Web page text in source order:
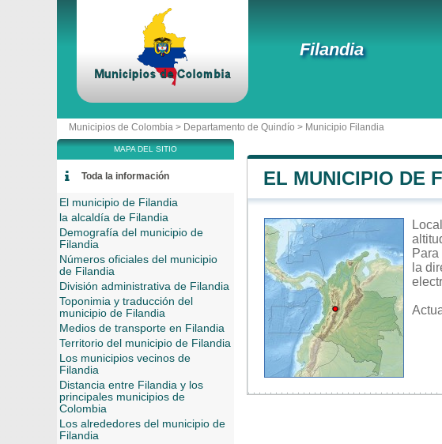
Filandia
Municipios de Colombia > Departamento de Quindío > Municipio Filandia
EL MUNICIPIO DE
la
MAPA DEL SITIO
Toda la información
El municipio de Filandia
la alcaldía de Filandia
Demografía del municipio de
Filandia
Números oficiales del municipio
de Filandia
División administrativa de Filandia
Toponimia y traducción del
municipio de Filandia
Medios de transporte en Filandia
Territorio del municipio de Filandia
Los municipios vecinos de
Filandia
Distancia entre Filandia y los
principales municipios de
Colombia
Los alrededores del municipio de
Filandia